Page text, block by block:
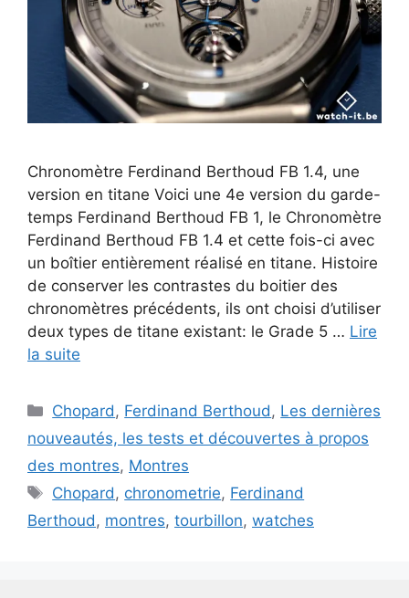
Chronomètre Ferdinand Berthoud FB 1.4, une
version en titane Voici une 4e version du garde-
temps Ferdinand Berthoud FB 1, le Chronomètre
Ferdinand Berthoud FB 1.4 et cette fois-ci avec
un boîtier entièrement réalisé en titane. Histoire
de conserver les contrastes du boitier des
chronomètres précédents, ils ont choisi d’utiliser
deux types de titane existant: le Grade 5 … Lire
la suite
Catégories
Chopard , Ferdinand Berthoud , Les dernières
nouveautés, les tests et découvertes à propos
des montres, Montres
Étiquettes
Chopard , chronometrie, Ferdinand
Berthoud , montres, tourbillon, watches